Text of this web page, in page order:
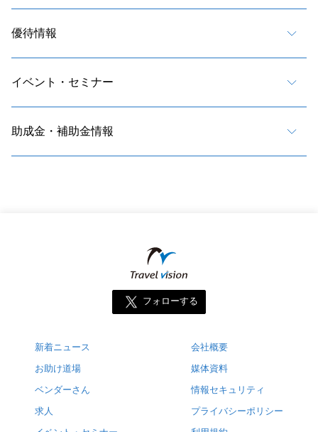
優待情報
イベント・セミナー
助成金・補助金情報
フォローする
新着ニュース
お助け道場
ベンダーさん
求人
会社概要
媒体資料
情報セキュリティ
プライバシーポリシー